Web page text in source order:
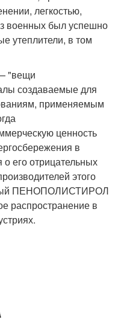
легкостью,
военных был успешно
утеплители, в том
"вещи
создаваемые для
применяемым
ценность
в
его отрицательных
этого
ПЕНОПОЛИСТИРОЛ
распространение в